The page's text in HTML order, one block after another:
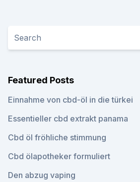
Featured Posts
Einnahme von cbd-öl in die türkei
Essentieller cbd extrakt panama
Cbd öl fröhliche stimmung
Cbd ölapotheker formuliert
Den abzug vaping